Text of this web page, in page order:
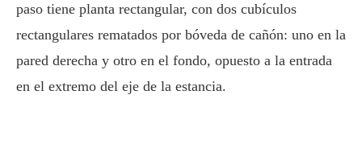
paso tiene planta rectangular, con dos cubículos
rectangulares rematados por bóveda de cañón: uno en la
pared derecha y otro en el fondo, opuesto a la entrada
en el extremo del eje de la estancia.